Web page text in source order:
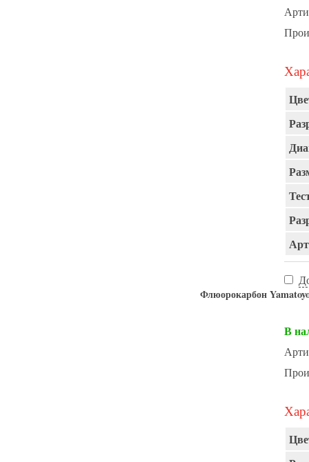
Флюорокарбон
В